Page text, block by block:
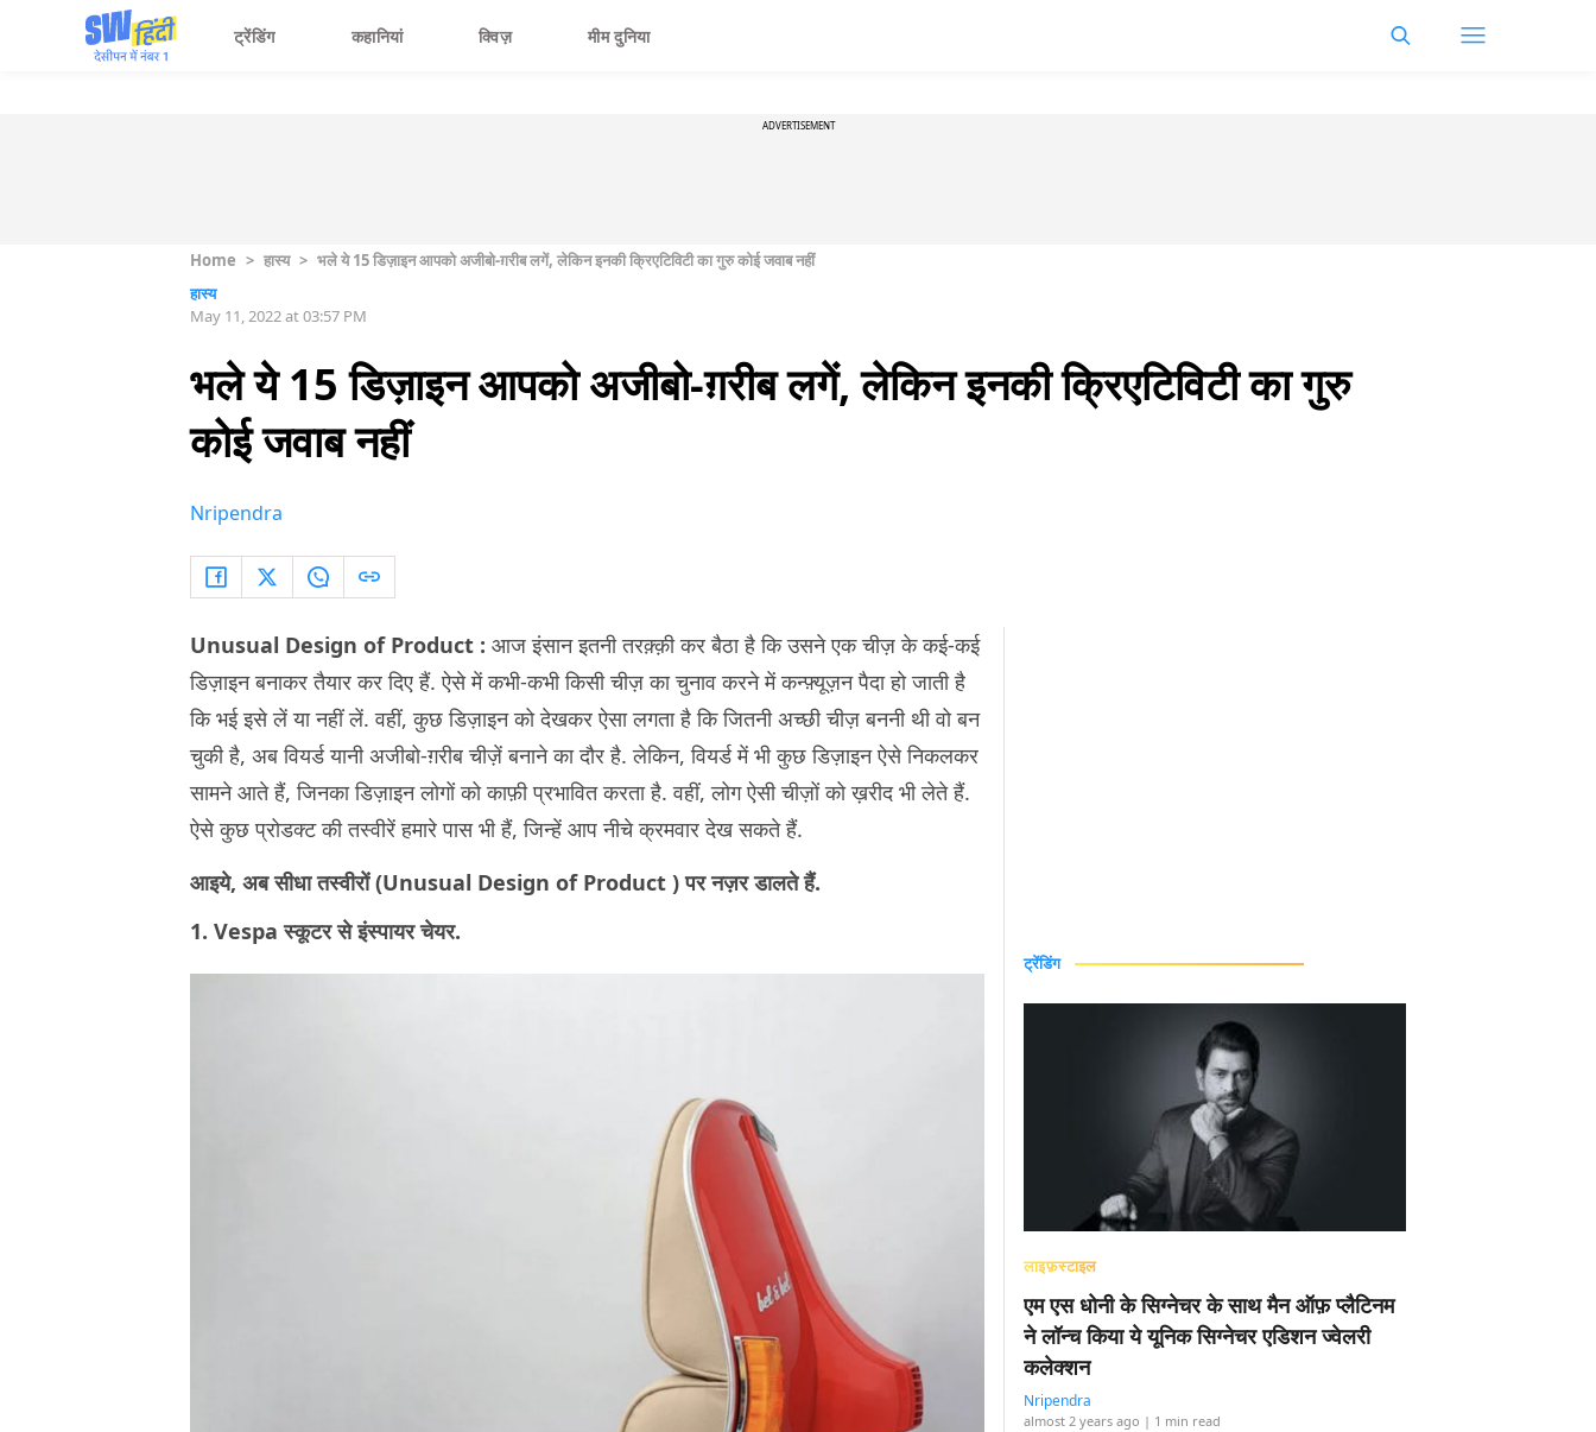
ट्रेंडिंग कहानियां क्विज़ मीम दुनिया
ADVERTISEMENT
Home > हास्य > भले ये 15 डिज़ाइन आपको अजीबो-ग़रीब लगें, लेकिन इनकी क्रिएटिविटी का गुरु कोई जवाब नहीं
हास्य
May 11, 2022 at 03:57 PM
भले ये 15 डिज़ाइन आपको अजीबो-ग़रीब लगें, लेकिन इनकी क्रिएटिविटी का गुरु
कोई जवाब नहीं
Nripendra
Unusual Design of Product : आज इंसान इतनी तरक़्क़ी कर बैठा है कि उसने एक चीज़ के कई-कई
डिज़ाइन बनाकर तैयार कर दिए हैं. ऐसे में कभी-कभी किसी चीज़ का चुनाव करने में कन्फ़्यूज़न पैदा हो जाती है
कि भई इसे लें या नहीं लें. वहीं, कुछ डिज़ाइन को देखकर ऐसा लगता है कि जितनी अच्छी चीज़ बननी थी वो बन
चुकी है, अब वियर्ड यानी अजीबो-ग़रीब चीज़ें बनाने का दौर है. लेकिन, वियर्ड में भी कुछ डिज़ाइन ऐसे निकलकर
सामने आते हैं, जिनका डिज़ाइन लोगों को काफ़ी प्रभावित करता है. वहीं, लोग ऐसी चीज़ों को ख़रीद भी लेते हैं.
ऐसे कुछ प्रोडक्ट की तस्वीरें हमारे पास भी हैं, जिन्हें आप नीचे क्रमवार देख सकते हैं.
आइये, अब सीधा तस्वीरों (Unusual Design of Product ) पर नज़र डालते हैं.
1. Vespa स्कूटर से इंस्पायर चेयर.
ट्रेंडिंग
लाइफ़स्टाइल
एम एस धोनी के सिग्नेचर के साथ मैन ऑफ़ प्लैटिनम
ने लॉन्च किया ये यूनिक सिग्नेचर एडिशन ज्वेलरी
कलेक्शन
Nripendra
almost 2 years ago | 1 min read